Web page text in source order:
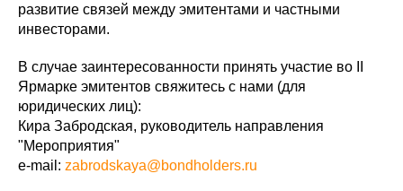
развитие связей между эмитентами и частными
инвесторами.
В случае заинтересованности принять участие во II
Ярмарке эмитентов свяжитесь с нами (для
юридических лиц):
Кира Забродская, руководитель направления
"Мероприятия"
e-mail: zabrodskaya@bondholders.ru